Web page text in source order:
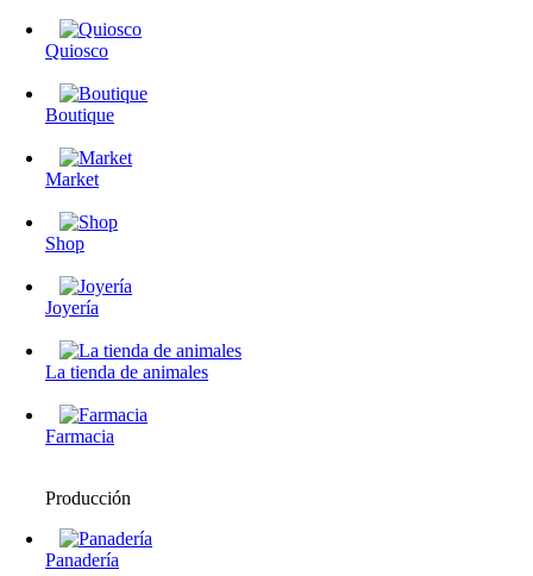
Quiosco
Boutique
Market
Shop
Joyería
La tienda de animales
Farmacia
Producción
Panadería